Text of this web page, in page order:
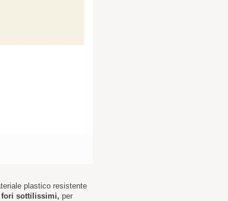
plastico resistente
fori sottilissimi, per